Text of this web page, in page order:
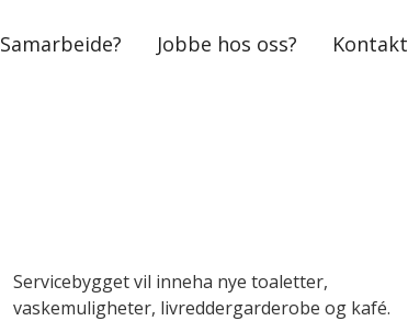
Samarbeide? Jobbe hos oss? Kontakt
Servicebygget vil inneha nye toaletter,
vaskemuligheter, livreddergarderobe og kafé.